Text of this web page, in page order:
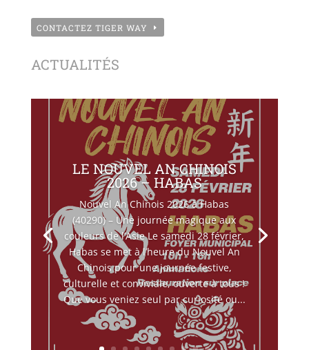
CONTACTEZ TIGER WAY
ACTUALITÉS
LE NOUVEL AN CHINOIS
2026 – HABAS
Nouvel An Chinois 2026 à Habas
(40290) – Une journée magique aux
couleurs de l’Asie Le samedi 28 février,
Habas se met à l’heure du Nouvel An
Chinois pour une journée festive,
culturelle et conviviale, ouverte à tous !
Que vous veniez seul par curiosité ou...